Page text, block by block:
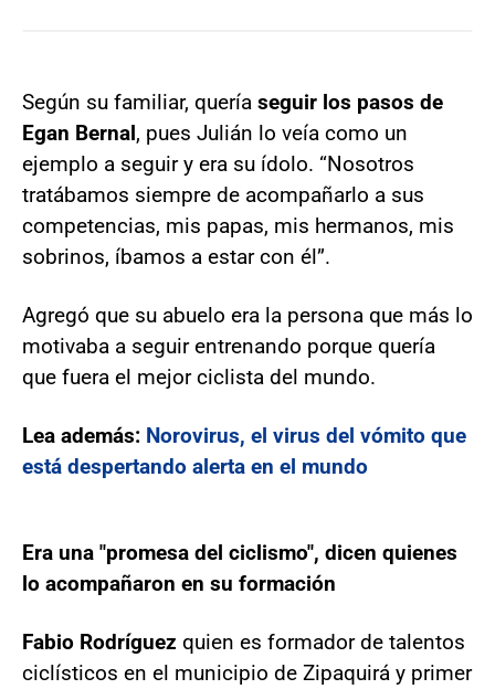
Según su familiar, quería seguir los pasos de
Egan Bernal, pues Julián lo veía como un
ejemplo a seguir y era su ídolo. “Nosotros
tratábamos siempre de acompañarlo a sus
competencias, mis papas, mis hermanos, mis
sobrinos, íbamos a estar con él”.
Agregó que su abuelo era la persona que más lo
motivaba a seguir entrenando porque quería
que fuera el mejor ciclista del mundo.
Lea además: Norovirus, el virus del vómito que
está despertando alerta en el mundo
Era una "promesa del ciclismo", dicen quienes
lo acompañaron en su formación
Fabio Rodríguez quien es formador de talentos
ciclísticos en el municipio de Zipaquirá y primer